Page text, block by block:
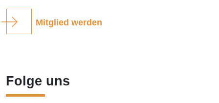
Mitglied werden
Folge uns